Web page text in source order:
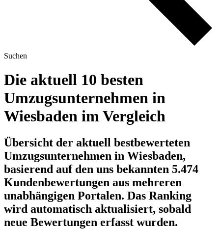
Suchen
Die aktuell 10 besten
Umzugsunternehmen in
Wiesbaden im Vergleich
Übersicht der aktuell bestbewerteten
Umzugsunternehmen in Wiesbaden,
basierend auf den uns bekannten 5.474
Kundenbewertungen aus mehreren
unabhängigen Portalen. Das Ranking
wird automatisch aktualisiert, sobald
neue Bewertungen erfasst wurden.